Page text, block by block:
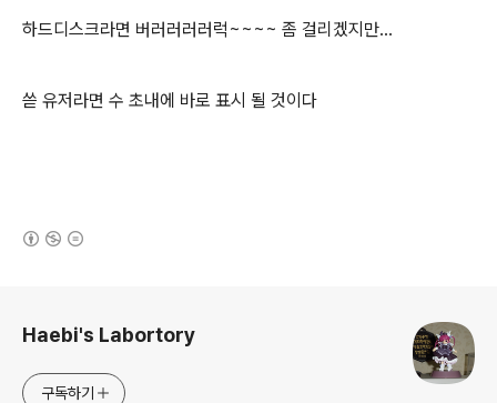
하드디스크라면 버러러러러럭~~~~ 좀 걸리겠지만...
쓷 유저라면 수 초내에 바로 표시 될 것이다
Haebi's Labortory
구독하기